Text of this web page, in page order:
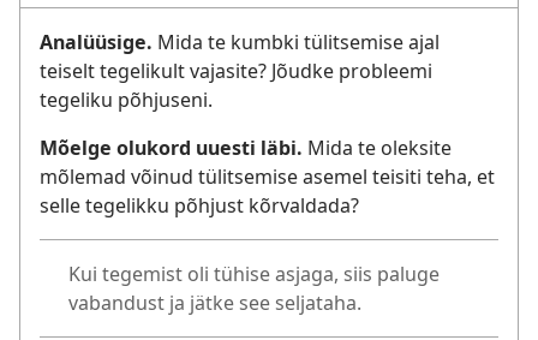
Analüüsige. Mida te kumbki tülitsemise ajal
teiselt tegelikult vajasite? Jõudke probleemi
tegeliku põhjuseni.
Mõelge olukord uuesti läbi. Mida te oleksite
mõlemad võinud tülitsemise asemel teisiti teha, et
selle tegelikku põhjust kõrvaldada?
Kui tegemist oli tühise asjaga, siis paluge
vabandust ja jätke see seljataha.